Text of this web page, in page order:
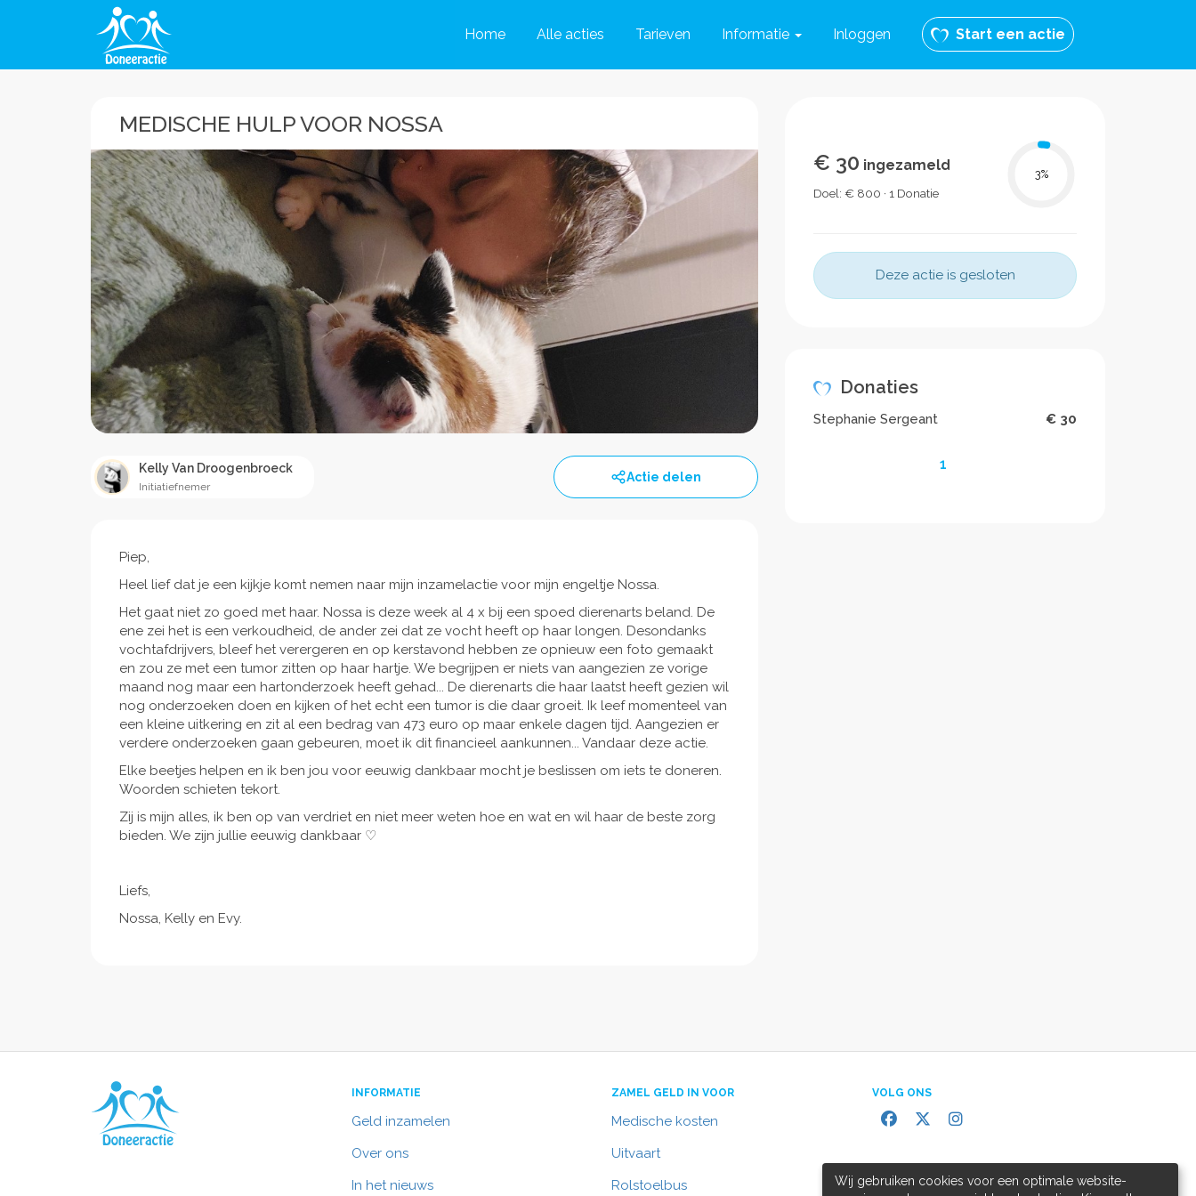
Home Alle acties Tarieven Informatie Inloggen Start een actie
MEDISCHE HULP VOOR NOSSA
Kelly Van Droogenbroeck
Initiatiefnemer
Actie delen
Piep,
Heel lief dat je een kijkje komt nemen naar mijn inzamelactie voor mijn engeltje Nossa.
Het gaat niet zo goed met haar. Nossa is deze week al 4 x bij een spoed dierenarts beland. De
ene zei het is een verkoudheid, de ander zei dat ze vocht heeft op haar longen. Desondanks
vochtafdrijvers, bleef het verergeren en op kerstavond hebben ze opnieuw een foto gemaakt
en zou ze met een tumor zitten op haar hartje. We begrijpen er niets van aangezien ze vorige
maand nog maar een hartonderzoek heeft gehad... De dierenarts die haar laatst heeft gezien wil
nog onderzoeken doen en kijken of het echt een tumor is die daar groeit. Ik leef momenteel van
een kleine uitkering en zit al een bedrag van 473 euro op maar enkele dagen tijd. Aangezien er
verdere onderzoeken gaan gebeuren, moet ik dit financieel aankunnen... Vandaar deze actie.
Elke beetjes helpen en ik ben jou voor eeuwig dankbaar mocht je beslissen om iets te doneren.
Woorden schieten tekort.
Zij is mijn alles, ik ben op van verdriet en niet meer weten hoe en wat en wil haar de beste zorg
bieden. We zijn jullie eeuwig dankbaar ♡
Liefs,
Nossa, Kelly en Evy.
€ 30 ingezameld
Doel: € 800 · 1 Donatie
3%
Deze actie is gesloten
Donaties
Stephanie Sergeant € 30
1
INFORMATIE
Geld inzamelen
Over ons
In het nieuws
ZAMEL GELD IN VOOR
Medische kosten
Uitvaart
Rolstoelbus
VOLG ONS
Wij gebruiken cookies voor een optimale website-